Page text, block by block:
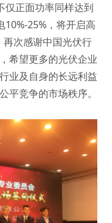
仅正面功率同样达到
25%，将开启高
再次感谢中国光伏行
希望更多的光伏企业
业及自身的长远利益
平竞争的市场秩序。